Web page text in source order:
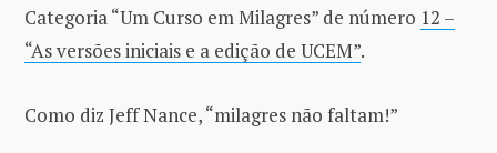
Categoria “Um Curso em Milagres” de número 12 –
“As versões iniciais e a edição de UCEM”.
Como diz Jeff Nance, “milagres não faltam!”